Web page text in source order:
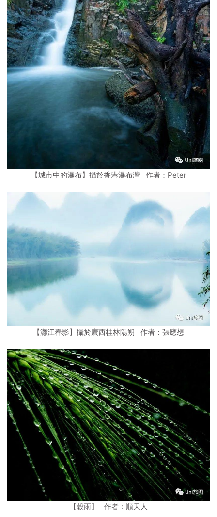
【城市中的瀑布】攝於香港瀑布灣 作者：Peter
【灕江春影】攝於廣西桂林陽朔 作者：張應想
【穀雨】 作者：順天人